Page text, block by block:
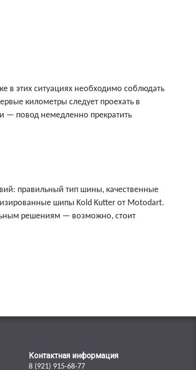
в этих ситуациях необходимо соблюдать
километры следует проехать в
— повод немедленно прекратить
правильный тип шины, качественные
шипы Kold Kutter от Motodart.
решениям — возможно, стоит
Контактная информация
8 (921) 915-68-77